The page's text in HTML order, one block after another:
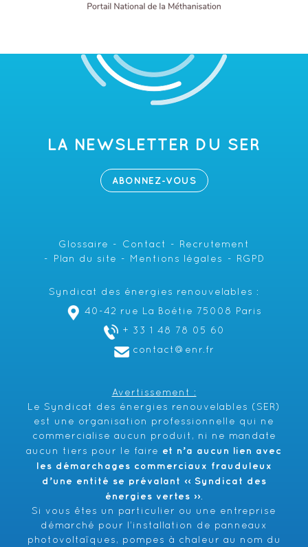
LA NEWSLETTER DU SER
ABONNEZ-VOUS
Glossaire Contact
Recrutement
Plan du site
Mentions légales RGPD
Syndicat des énergies renouvelables :
40-42 rue La Boétie 75008 Paris
+ 33 1 48 78 05 60
contact@enr.fr
Avertissement :
Le Syndicat des énergies renouvelables (SER)
est une organisation professionnelle qui ne
commercialise aucun produit, ni ne mandate
aucun tiers pour le faire et n’a aucun lien avec
les démarchages commerciaux frauduleux
d’une entité se prévalant ‹‹ Syndicat des
énergies vertes ››.
Si vous êtes un particulier ou une entreprise
démarché pour l’installation de panneaux
photovoltaïques, pompes à chaleur au nom du